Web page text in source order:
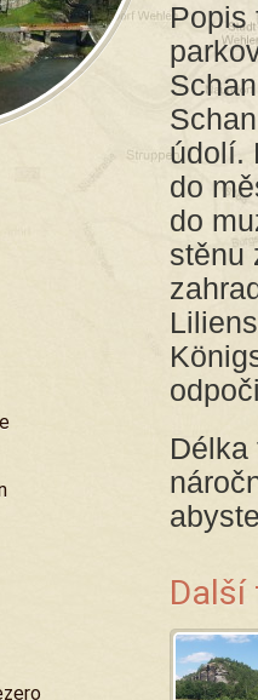
Popis
údolí.
do
do
stěnu
Délka
Další